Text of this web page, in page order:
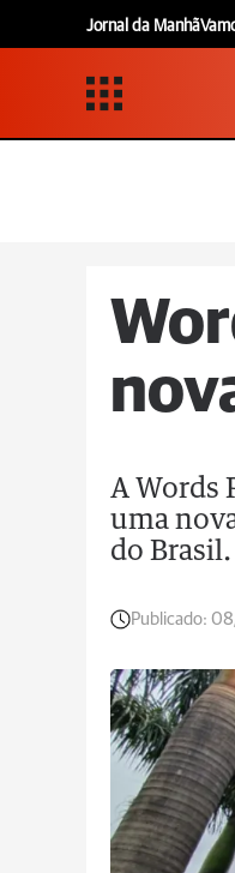
Jornal da Manhã
A Words
uma
do Brasil.
Publicado: